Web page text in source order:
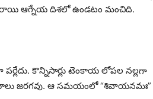
ఆ రాయి ఆగ్నేయ దిశలో ఉండటం మంచిది.
కొన్నిసార్లు టెంకాయ లోపల నల్లగా
జరగవు. ఆ సమయంలో “శివాయనమః”